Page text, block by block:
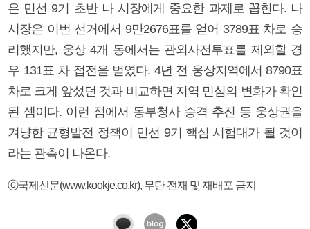
은 민선 9기 초반 나 시장에게 중요한 과제로 꼽힌다. 나
시장은 이번 선거에서 9만2676표를 얻어 3789표 차로 승
리했지만, 웅상 4개 동에서는 관외사전투표를 제외할 경
우 131표 차 접전을 벌였다. 4년 전 웅상지역에서 8790표
차로 크게 앞섰던 것과 비교하면 지역 민심의 변화가 확인
된 셈이다. 이런 점에서 동부청사 승격 추진 등 웅상권을
겨냥한 균형발전 정책이 민선 9기 핵심 시험대가 될 것이
라는 관측이 나온다.
ⓒ국제신문(www.kookje.co.kr), 무단 전재 및 재배포 금지